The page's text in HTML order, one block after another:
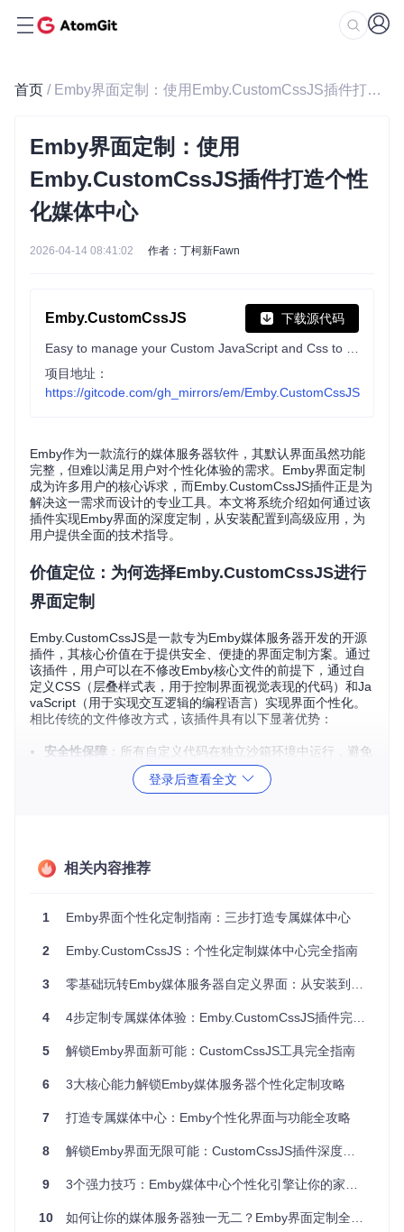
首页 / Emby界面定制：使用Emby.CustomCssJS插件打造个性化媒体中心
Emby界面定制：使用
Emby.CustomCssJS插件打造个性
化媒体中心
2026-04-14 08:41:02 作者：丁柯新Fawn
Emby.CustomCssJS 下载源代码
项目地址：
https://gitcode.com/gh_mirrors/em/Emby.CustomCssJS
Emby作为一款流行的媒体服务器软件，其默认界面虽然功能
完整，但难以满足用户对个性化体验的需求。Emby界面定制
成为许多用户的核心诉求，而Emby.CustomCssJS插件正是为
解决这一需求而设计的专业工具。本文将系统介绍如何通过该
插件实现Emby界面的深度定制，从安装配置到高级应用，为
用户提供全面的技术指导。
价值定位：为何选择Emby.CustomCssJS进行
界面定制
Emby.CustomCssJS是一款专为Emby媒体服务器开发的开源
插件，其核心价值在于提供安全、便捷的界面定制方案。通过
该插件，用户可以在不修改Emby核心文件的前提下，通过自
定义CSS（层叠样式表，用于控制界面视觉表现的代码）和Ja
vaScript（用于实现交互逻辑的编程语言）实现界面个性化。
相比传统的文件修改方式，该插件具有以下显著优势：
安全性保障 ：所有自定义代码在独立沙箱环境中运行，避免
直接修改系统文件带来的稳定性风险
：提供集中式管理界面，支持批量配置和版本
即时生效机制：代码修改无需重启服务器即可实时预览效果
场景痛点：Emby默认界面的局限性分析
在实际使用过程中，Emby默认界面存在以下常见痛点：
视觉一致性不足：无法与家庭影音环境的整体装修风格相
功能冗余：部分用户不需要的功能模块无法隐藏或调整
多设备适配不佳：在不同尺寸的显示设备上体验差异较大
求不同
这些问题通过传统设置无法解决，而Emby.CustomCssJS插件
径。
解决方案：Emby.CustomCssJS核心功能解析
登录后查看全文
相关内容推荐
1 Emby界面个性化定制指南：三步打造专属媒体中心
2 Emby.CustomCssJS：个性化定制媒体中心完全指南
3 零基础玩转Emby媒体服务器自定义界面：从安装到个性化配置全指南
4 4步定制专属媒体体验：Emby.CustomCssJS插件完全指南
5 解锁Emby界面新可能：CustomCssJS工具完全指南
6 3大核心能力解锁Emby媒体服务器个性化定制攻略
7 打造专属媒体中心：Emby个性化界面与功能全攻略
8 解锁Emby界面无限可能：CustomCssJS插件深度定制攻略
9 3个强力技巧：Emby媒体中心个性化引擎让你的家庭影院与众不同
10 如何让你的媒体服务器独一无二？Emby界面定制全攻略